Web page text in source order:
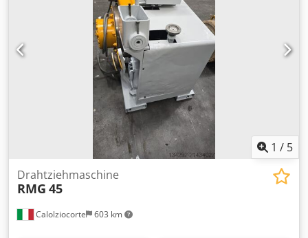
1 / 5
Calolziocorte 603 km
Drahtziehmaschine
RMG 45